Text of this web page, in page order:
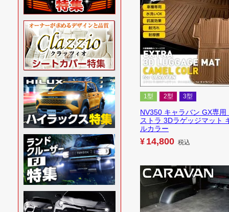
1型 2型 3型
NV350 キャラバン GX専用
ストラ 3Dラゲッジマット
ルカラー
¥ 14,800 税込